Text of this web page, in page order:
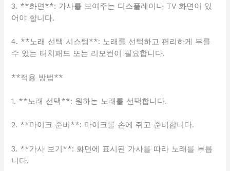
3. **화면**: 가사를 보여주는 디스플레이나 TV 화면이 있
어야 합니다.
4. **노래 선택 시스템**: 노래를 선택하고 편리하게 부를
수 있는 터치패드 또는 리모컨이 필요합니다.
**적용 방법**
1. **노래 선택**: 원하는 노래를 선택합니다.
2. **마이크 준비**: 마이크를 손에 쥐고 준비합니다.
3. **가사 보기**: 화면에 표시된 가사를 따라 노래를 부릅
니다.